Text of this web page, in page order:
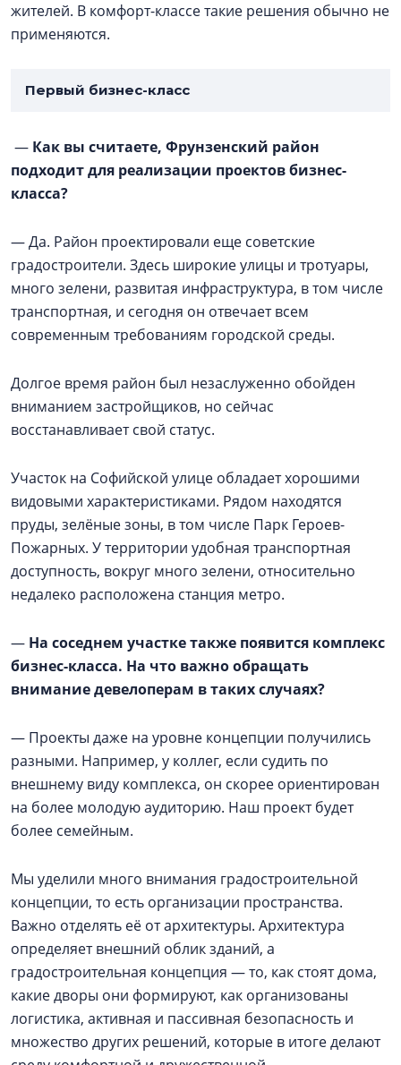
жителей. В комфорт-классе такие решения обычно не
применяются.
Первый бизнес-класс
— Как вы считаете, Фрунзенский район
подходит для реализации проектов бизнес-
класса?
— Да. Район проектировали еще советские
градостроители. Здесь широкие улицы и тротуары,
много зелени, развитая инфраструктура, в том числе
транспортная, и сегодня он отвечает всем
современным требованиям городской среды.
Долгое время район был незаслуженно обойден
вниманием застройщиков, но сейчас
восстанавливает свой статус.
Участок на Софийской улице обладает хорошими
видовыми характеристиками. Рядом находятся
пруды, зелёные зоны, в том числе Парк Героев-
Пожарных. У территории удобная транспортная
доступность, вокруг много зелени, относительно
недалеко расположена станция метро.
— На соседнем участке также появится комплекс
бизнес-класса. На что важно обращать
внимание девелоперам в таких случаях?
— Проекты даже на уровне концепции получились
разными. Например, у коллег, если судить по
внешнему виду комплекса, он скорее ориентирован
на более молодую аудиторию. Наш проект будет
более семейным.
Мы уделили много внимания градостроительной
концепции, то есть организации пространства.
Важно отделять её от архитектуры. Архитектура
определяет внешний облик зданий, а
градостроительная концепция — то, как стоят дома,
какие дворы они формируют, как организованы
логистика, активная и пассивная безопасность и
множество других решений, которые в итоге делают